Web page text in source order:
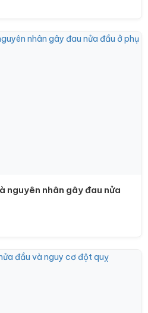
nguyên nhân gây đau nửa